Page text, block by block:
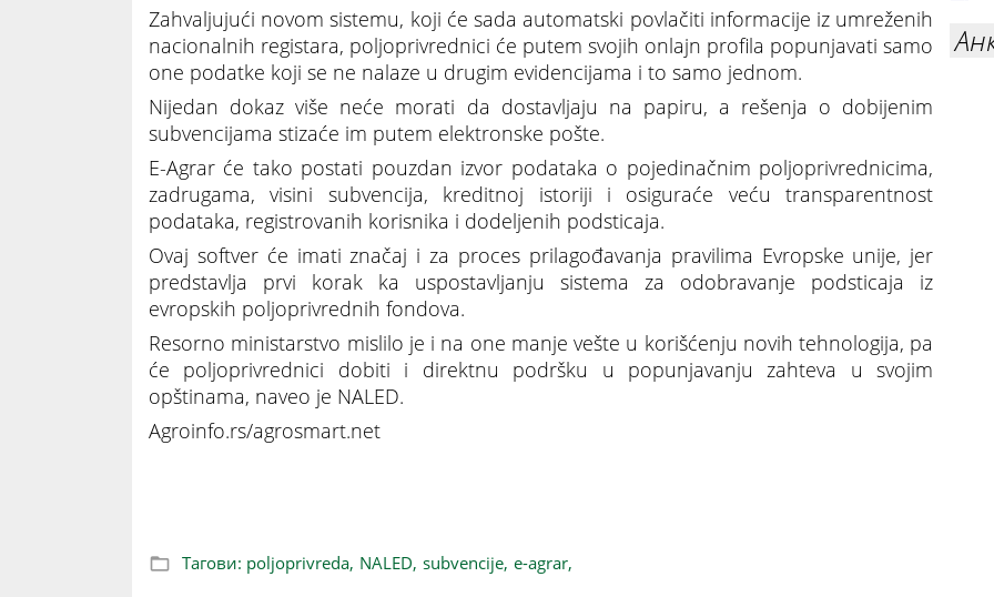
Zahvaljujući novom sistemu, koji će sada automatski povlačiti informacije iz umreženih
nacionalnih registara, poljoprivrednici će putem svojih onlajn profila popunjavati samo
one podatke koji se ne nalaze u drugim evidencijama i to samo jednom.
Nijedan dokaz više neće morati da dostavljaju na papiru, a rešenja o dobijenim
subvencijama stizaće im putem elektronske pošte.
E-Agrar će tako postati pouzdan izvor podataka o pojedinačnim poljoprivrednicima,
zadrugama, visini subvencija, kreditnoj istoriji i osiguraće veću transparentnost
podataka, registrovanih korisnika i dodeljenih podsticaja.
Ovaj softver će imati značaj i za proces prilagođavanja pravilima Evropske unije, jer
predstavlja prvi korak ka uspostavljanju sistema za odobravanje podsticaja iz
evropskih poljoprivrednih fondova.
Resorno ministarstvo mislilo je i na one manje vešte u korišćenju novih tehnologija, pa
će poljoprivrednici dobiti i direktnu podršku u popunjavanju zahteva u svojim
opštinama, naveo je NALED.
Agroinfo.rs/agrosmart.net
Тагови: poljoprivreda, NALED, subvencije, e-agrar,